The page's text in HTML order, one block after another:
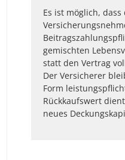
Es ist möglich, dass
gemischten
statt den Vertrag
Der Versicherer
Form
Rückkaufswert
neues